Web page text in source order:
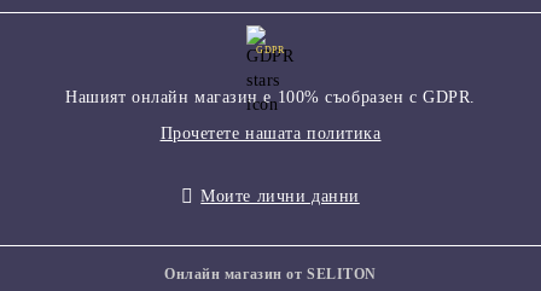
GDPR
Нашият онлайн магазин е 100% съобразен с GDPR.
Прочетете нашата политика
Моите лични данни
Онлайн магазин от SELITON